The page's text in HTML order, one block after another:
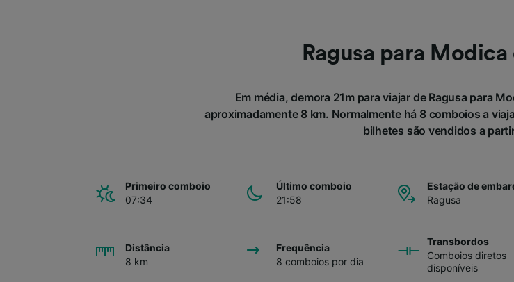
Ragusa para
Em média, demora 21m para viajar de Ragusa para
aproximadamente 8 km. Normalmente há 8 comboios a
bilhetes são vendidos a
Primeiro comboio
07:34
Último comboio
21:58
Estação de
Ragusa
Distância
8 km
Frequência
8 comboios por dia
Transbordos
Comboios diretos
disponíveis